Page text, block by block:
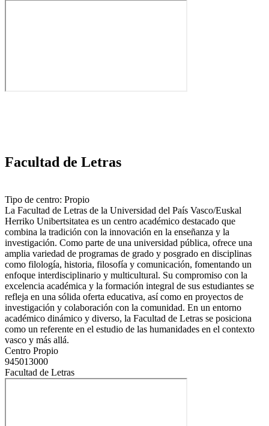
Facultad de Letras
Tipo de centro: Propio
La Facultad de Letras de la Universidad del País Vasco/Euskal
Herriko Unibertsitatea es un centro académico destacado que
combina la tradición con la innovación en la enseñanza y la
investigación. Como parte de una universidad pública, ofrece una
amplia variedad de programas de grado y posgrado en disciplinas
como filología, historia, filosofía y comunicación, fomentando un
enfoque interdisciplinario y multicultural. Su compromiso con la
excelencia académica y la formación integral de sus estudiantes se
refleja en una sólida oferta educativa, así como en proyectos de
investigación y colaboración con la comunidad. En un entorno
académico dinámico y diverso, la Facultad de Letras se posiciona
como un referente en el estudio de las humanidades en el contexto
vasco y más allá.
Centro Propio
945013000
Facultad de Letras